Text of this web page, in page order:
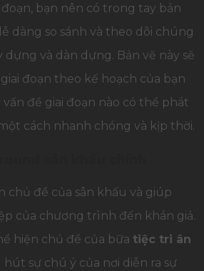
bạn nên có trong tay bản
dàng so sánh và theo dõi chúng
và dàn dựng. Bản vẽ này sẽ
đoạn theo kế hoạch của bạn
đề giai đoạn nào có thể phát
cách nhanh chóng và kịp thời.
chủ đề của sân khấu và giúp
của chương trình đến khán giả.
hiện chủ đề của bữa tiệc tri ân
hút sự chú ý của nơi diễn ra sự